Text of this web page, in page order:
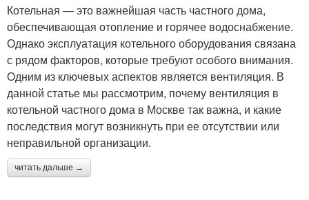
Котельная — это важнейшая часть частного дома,
обеспечивающая отопление и горячее водоснабжение.
Однако эксплуатация котельного оборудования связана
с рядом факторов, которые требуют особого внимания.
Одним из ключевых аспектов является вентиляция. В
данной статье мы рассмотрим, почему вентиляция в
котельной частного дома в Москве так важна, и какие
последствия могут возникнуть при ее отсутствии или
неправильной организации.
читать дальше →